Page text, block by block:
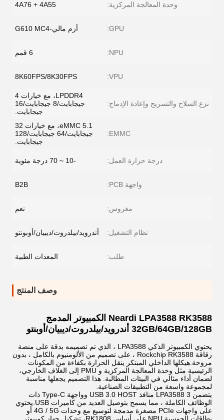
وحدة المعالجة المركزية: 4A76 + 4A55
GPU: أرم مالي-G610 MC4
NPU: 6 قمم
VPU:
8K60FPS/8K30FPS
نزع السلاح والتسريح وإعادة الإدماج:
LPDDR4، مع خيارات 4
جيجابايت/8 جيجابايت/16
جيجابايت.
EMMC:
eMMC 5.1، مع خيارات 32
جيجابايت/64 جيجابايت/128
جيجابايت.
درجة حرارة العمل: -10 ~ 70 درجة مئوية
واجهة PCB: B2B
مغروس: نعم
نظام التشغيل: أندرويد/بيلدروت/ديبيان/أوبونتو
طلب: المعدات الطبية
وصف المنتج
Neardi LPA3588 RK3588 الكمبيوتر المدمج
32GB/64GB/128GB أندرويد/بيلدروت/ديبيان/أوبنتو
يحتوي الكمبيوتر الذكي LPA3588 ، الذي تم تصميمه بدقة على منصة
رقاقة Rockchip RK3588 ، على تصميم من الألومنيوم بالكامل ، بدون
مروحة.هيكلها الداخلي المبتكر ينقل الحرارة بكفاءة من المكونات
الرئيسية مثل وحدة المعالجة المركزية و PMU إلى الغلاف الخارجي،
لضمان أداء مثالي في البيئات المطالبة. هذا التصميم يجعلها مناسبة
لمجموعة واسعة من التطبيقات الصناعية.
يتضمن LPA3588 3 منافذ USB 3.0 HOST وواجهة Type-C ذات
الوظائف الكاملة ، مما يسمح بتوصيل العديد من كاميرات USB.يحتوي
على واجهات PCIe مصغرة مدمجة لتوسيع مع وحدات 4G / 5G أو